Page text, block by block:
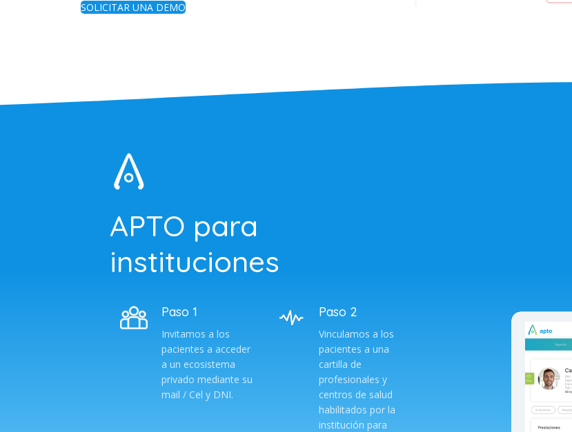
SOLICITAR UNA DEMO
APTO para
instituciones
Paso 1
Invitamos a los
pacientes a acceder
a un ecosistema
privado mediante su
mail / Cel y DNI.
Paso 2
Vinculamos a los
pacientes a una
cartilla de
profesionales y
centros de salud
habilitados por la
institución para